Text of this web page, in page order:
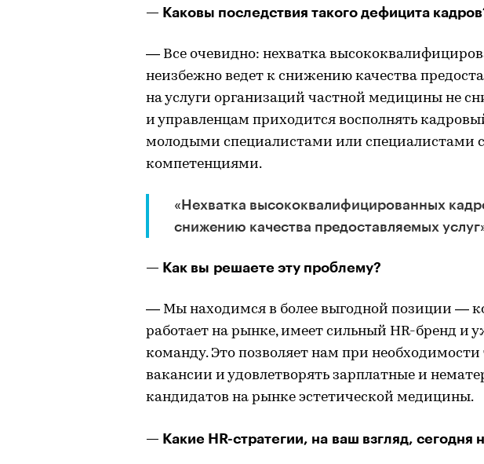
— Каковы последствия такого дефицита
— Все очевидно: нехватка
неизбежно ведет к снижению качества
на услуги организаций частной медицины не
и управленцам приходится восполнять
молодыми специалистами или специалистами
компетенциями.
«Нехватка высококвалифицированных
снижению качества предоставляемых
— Как вы решаете эту проблему?
— Мы находимся в более выгодной позиции —
работает на рынке, имеет сильный HR-бренд и
команду. Это позволяет нам при
вакансии и удовлетворять зарплатные и
кандидатов на рынке эстетической медицины.
— Какие HR-стратегии, на ваш взгляд,